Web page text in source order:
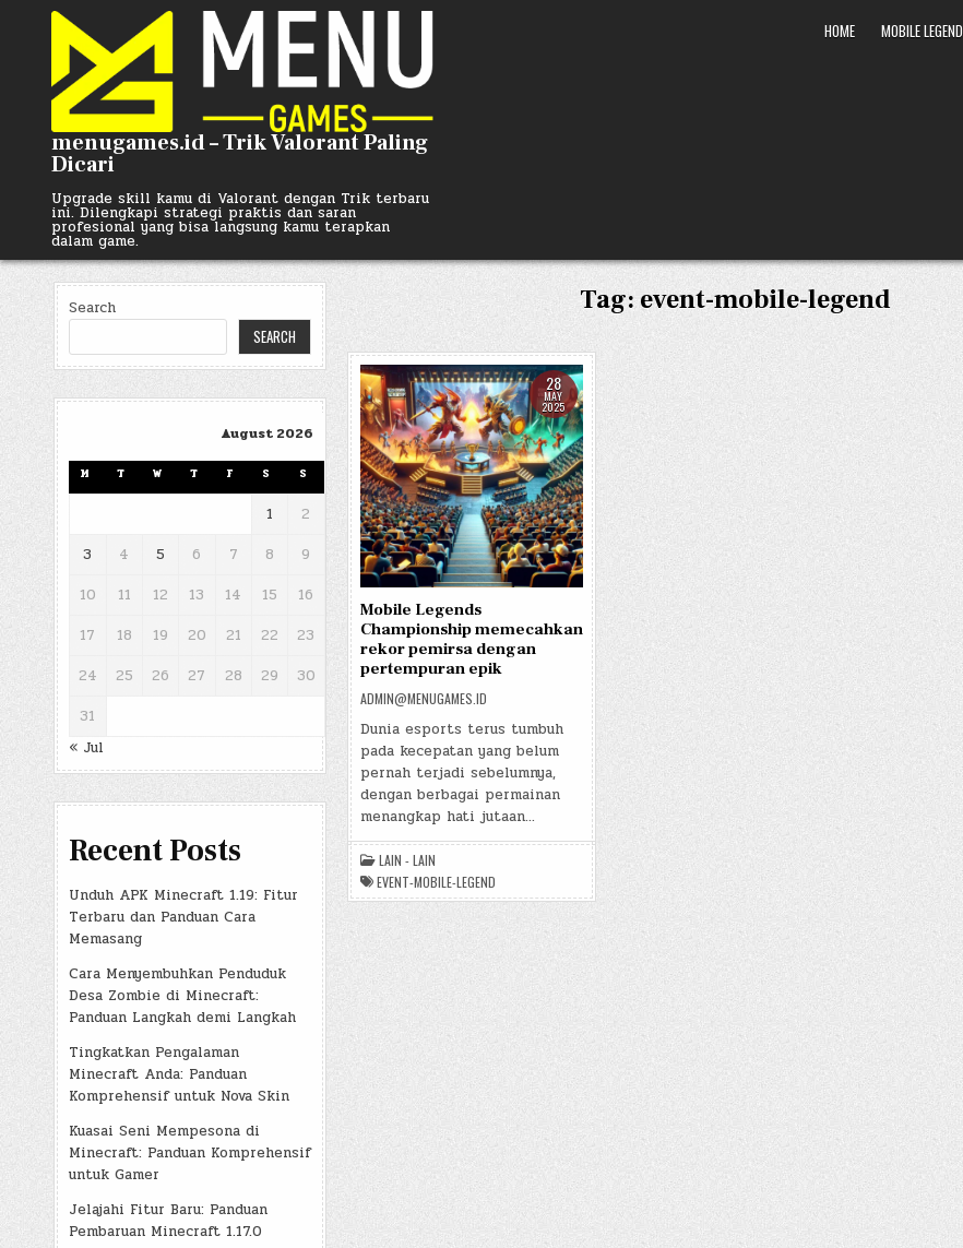
menugames.id – Trik Valorant Paling
Dicari
Upgrade skill kamu di Valorant dengan Trik terbaru
ini. Dilengkapi strategi praktis dan saran
profesional yang bisa langsung kamu terapkan
dalam game.
HOME MOBILE LEGEND
Search
SEARCH
August 2026
M T W T F S S
1
2
3
4 5 6 7 8
9
10
11 12 13 14 15
16
17
18 19 20 21 22
23
24
25 26 27 28 29
30
31
« Jul
Recent Posts
Unduh APK Minecraft 1.19: Fitur
Terbaru dan Panduan Cara
Memasang
Cara Menyembuhkan Penduduk
Desa Zombie di Minecraft:
Panduan Langkah demi Langkah
Tingkatkan Pengalaman
Minecraft Anda: Panduan
Komprehensif untuk Nova Skin
Kuasai Seni Mempesona di
Minecraft: Panduan Komprehensif
untuk Gamer
Jelajahi Fitur Baru: Panduan
Pembaruan Minecraft 1.17.0
Tag:event-mobile-legend
28
MAY
2025
Mobile Legends
Championship memecahkan
rekor pemirsa dengan
pertempuran epik
ADMIN@MENUGAMES.ID
Dunia esports terus tumbuh
pada kecepatan yang belum
pernah terjadi sebelumnya,
dengan berbagai permainan
menangkap hati jutaan…
LAIN - LAIN
EVENT-MOBILE-LEGEND